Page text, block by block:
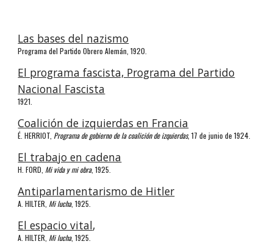
Las bases del nazismo
Programa del Partido Obrero Alemán, 1920.
El programa fascista, Programa del Partido
Nacional Fascista
1921.
Coalición de izquierdas en Francia
É. HERRIOT, Programa de gobierno de la coalición de izquierdas, 17 de junio de 1924.
El trabajo en cadena
H. FORD, Mi vida y mi obra, 1925.
Antiparlamentarismo de Hitler
A. HILTER, Mi lucha, 1925.
El espacio vital,
A. HILTER, Mi lucha, 1925.